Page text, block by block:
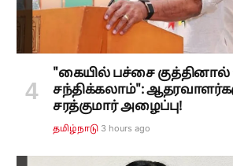
"கையில் பச்சை குத்தினால்
சந்திக்கலாம்":
சரத்குமார் அழைப்பு!
தமிழ்நாடு 3 hours ago